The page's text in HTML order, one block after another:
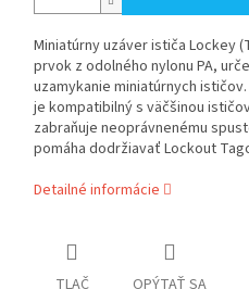
Miniatúrny uzáver ističa Lockey
prvok z odolného nylonu PA,
uzamykanie miniatúrnych
je kompatibilný s väčšinou
zabraňuje neoprávnenému
pomáha dodržiavať Lockout
Detailné informácie
TLAČ OPÝTAŤ SA